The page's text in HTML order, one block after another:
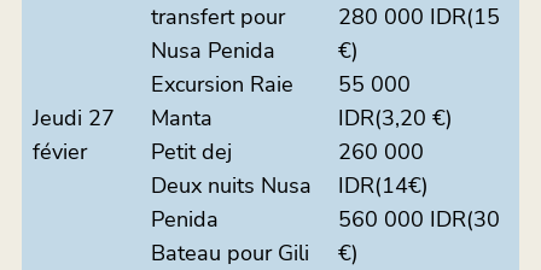
Jeudi 27
févier
transfert pour
Nusa Penida
Excursion Raie
Manta
Petit dej
Deux nuits Nusa
Penida
Bateau pour Gili
280 000 IDR(15
€)
55 000
IDR(3,20 €)
260 000
IDR(14€)
560 000 IDR(30
€)